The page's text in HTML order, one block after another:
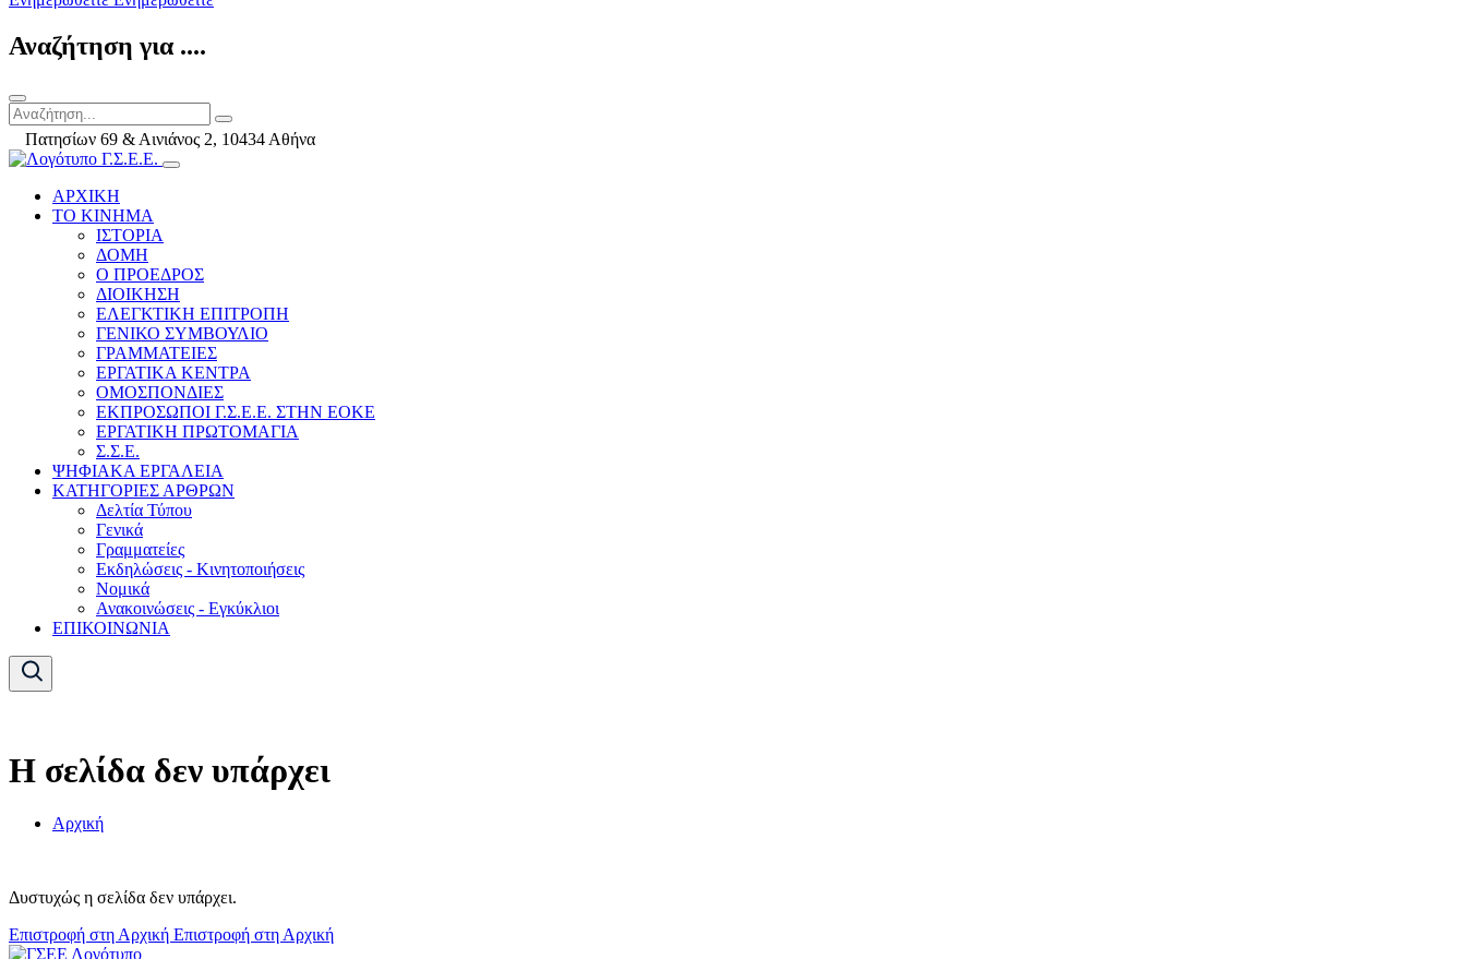
Αναζήτηση για ....
Πατησίων 69 & Αινιάνος 2, 10434 Αθήνα
ΑΡΧΙΚΗ
ΤΟ ΚΙΝΗΜΑ
ΙΣΤΟΡΙΑ
ΔΟΜΗ
Ο ΠΡΟΕΔΡΟΣ
ΔΙΟΙΚΗΣΗ
ΕΛΕΓΚΤΙΚΗ ΕΠΙΤΡΟΠΗ
ΓΕΝΙΚΟ ΣΥΜΒΟΥΛΙΟ
ΓΡΑΜΜΑΤΕΙΕΣ
ΕΡΓΑΤΙΚΑ ΚΕΝΤΡΑ
ΟΜΟΣΠΟΝΔΙΕΣ
ΕΚΠΡΟΣΩΠΟΙ Γ.Σ.Ε.Ε. ΣΤΗΝ ΕΟΚΕ
ΕΡΓΑΤΙΚΗ ΠΡΩΤΟΜΑΓΙΑ
Σ.Σ.Ε.
ΨΗΦΙΑΚΑ ΕΡΓΑΛΕΙΑ
ΚΑΤΗΓΟΡΙΕΣ ΑΡΘΡΩΝ
Δελτία Τύπου
Γενικά
Γραμματείες
Εκδηλώσεις - Κινητοποιήσεις
Νομικά
Ανακοινώσεις - Εγκύκλιοι
ΕΠΙΚΟΙΝΩΝΙΑ
Η σελίδα δεν υπάρχει
Αρχική
Δυστυχώς η σελίδα δεν υπάρχει.
Επιστροφή στη Αρχική Επιστροφή στη Αρχική